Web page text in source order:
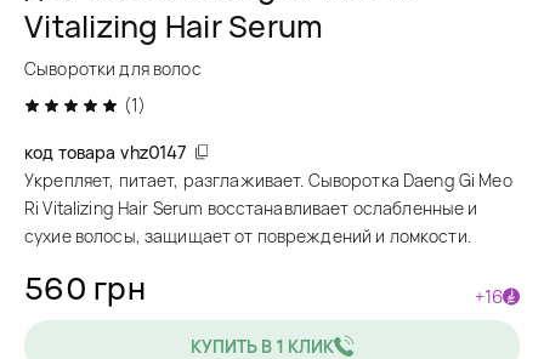
Vitalizing Hair Serum
Сыворотки для волос
(1)
код товара vhz0147
Укрепляет, питает, разглаживает. Сыворотка Daeng Gi Meo
Ri Vitalizing Hair Serum восстанавливает ослабленные и
сухие волосы, защищает от повреждений и ломкости.
560 грн +16
КУПИТЬ В 1 КЛИК